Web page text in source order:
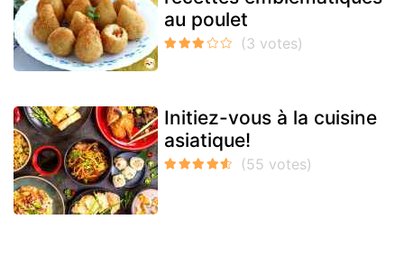
au poulet
Initiez-vous à la cuisine
asiatique!